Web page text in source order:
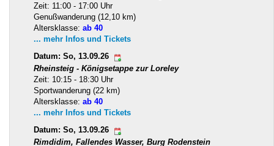
Zeit: 11:00 - 17:00 Uhr
Genußwanderung (12,10 km)
Altersklasse: ab 40
... mehr Infos und Tickets
Datum: So, 13.09.26
Rheinsteig - Königsetappe zur Loreley
Zeit: 10:15 - 18:30 Uhr
Sportwanderung (22 km)
Altersklasse: ab 40
... mehr Infos und Tickets
Datum: So, 13.09.26
Rimdidim, Fallendes Wasser, Burg Rodenstein